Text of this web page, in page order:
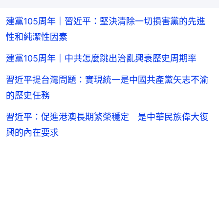
建黨105周年｜習近平：堅決清除一切損害黨的先進
性和純潔性因素
建黨105周年｜中共怎麼跳出治亂興衰歷史周期率
習近平提台灣問題：實現統一是中國共產黨矢志不渝
的歷史任務
習近平：促進港澳長期繁榮穩定 是中華民族偉大復
興的內在要求